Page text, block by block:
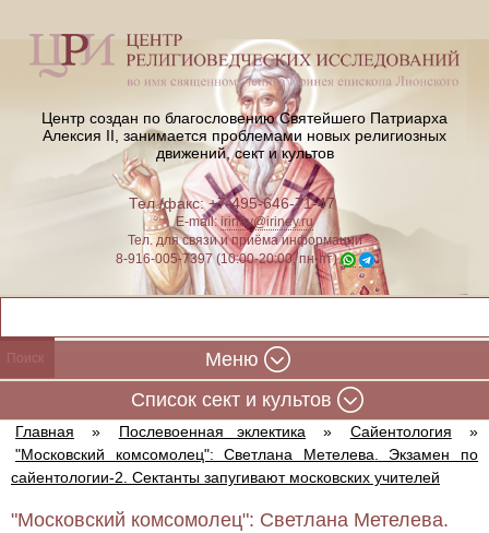
Центр создан по благословению Святейшего Патриарха
Алексия II, занимается проблемами новых религиозных
движений, сект и культов
Тел./факс: +7-495-646-71-47
E-mail:iriney@iriney.ru
Тел. для связи и приёма информации
8-916-005-7397 (10:00-20:00, пн-пт)
Меню
Cписок сект и культов
Главная » Послевоенная эклектика » Сайентология
»
"Московский комсомолец": Светлана Метелева. Экзамен по
сайентологии-2. Сектанты запугивают московских учителей
"Московский комсомолец": Светлана Метелева.